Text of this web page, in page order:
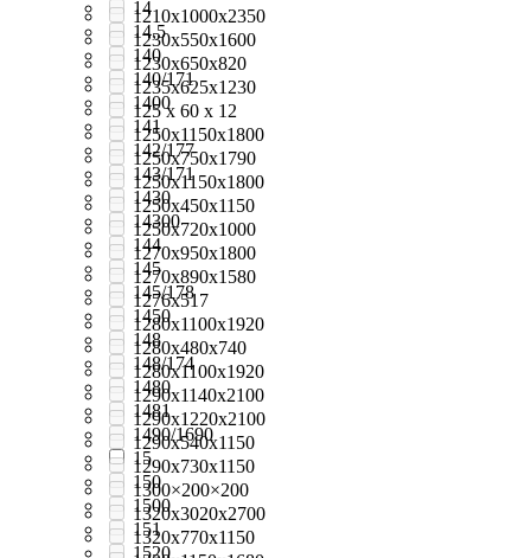
14
14,5
140
140/171
1400
141
142/177
143/171
1430
14300
144
145
145/178
1450
148
148/174
1480
1481
1490/1690
15
150
1500
151
1520
1210х1000х2350
1230x550x1600
1230x650x820
1235x625x1230
125 x 60 x 12
1250x1150x1800
1250x750x1790
1250х1150х1800
1250х450х1150
1250х720х1000
1270x950x1800
1270х890х1580
1276х517
1280x1100x1920
1280x480x740
1280х1100х1920
1290x1140x2100
1290x1220x2100
1290х540х1150
1290х730х1150
1300×200×200
1320х3020х2700
1320х770х1150